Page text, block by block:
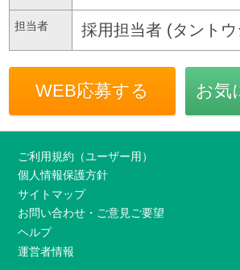
担当者 採用担当者 (タントウ
WEB応募する お気
ご利用規約（ユーザー用）
個人情報保護方針
サイトマップ
お問い合わせ・ご意見ご要望
ヘルプ
運営者情報